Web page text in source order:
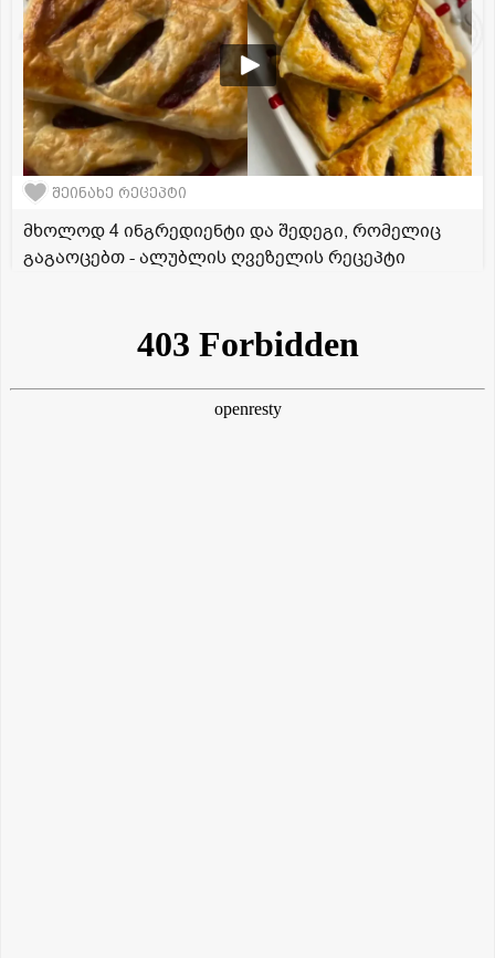
შეინახე რეცეპტი
მხოლოდ 4 ინგრედიენტი და შედეგი, რომელიც
გაგაოცებთ - ალუბლის ღვეზელის რეცეპტი